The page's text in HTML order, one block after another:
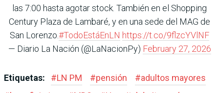
las 7:00 hasta agotar stock. También en el Shopping
Century Plaza de Lambaré, y en una sede del MAG de
San Lorenzo.#TodoEstáEnLN https://t.co/9flzcYVlNF
— Diario La Nación (@LaNacionPy) February 27, 2026
Etiquetas: #LN PM #pensión #adultos mayores